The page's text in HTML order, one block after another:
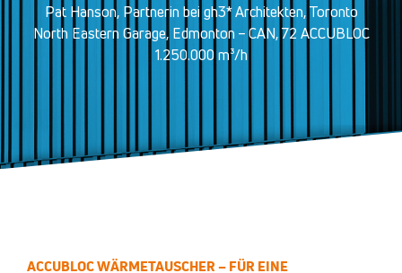
Pat Hanson, Partnerin bei gh3* Architekten, Toronto
North Eastern Garage, Edmonton – CAN, 72 ACCUBLOC
1.250.000 m³/h
ACCUBLOC WÄRMETAUSCHER – FÜR EINE